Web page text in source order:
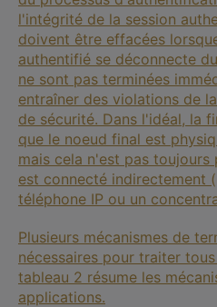
l'intégrité de la session
doivent être effacées
authentifié se déconnecte
ne sont pas terminées
entraîner des violations de
de sécurité. Dans l'idéal, la
que le noeud final est
mais cela n'est pas toujours
est connecté indirectement
téléphone IP ou un
Plusieurs mécanismes de
nécessaires pour traiter
tableau 2 résume les
applications.